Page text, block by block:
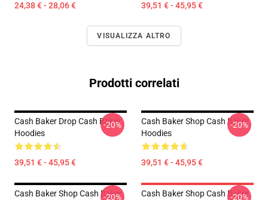
24,38 € - 28,06 € 39,51 € - 45,95 €
VISUALIZZA ALTRO
Prodotti correlati
Cash Baker Drop Cash Baker
Hoodies
39,51 € - 45,95 €
-20%
Cash Baker Shop Cash Baker
Hoodies
39,51 € - 45,95 €
-20%
Cash Baker Shop Cash Baker
-20%
Cash Baker Shop Cash Baker
-20%